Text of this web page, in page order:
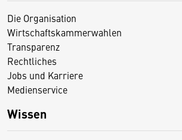
Die Organisation
Wirtschaftskammerwahlen
Transparenz
Rechtliches
Jobs und Karriere
Medienservice
Wissen